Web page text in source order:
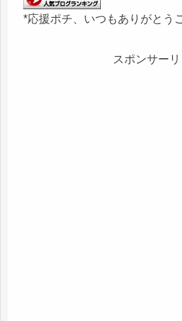
*応援ポチ、いつもありがとう
スポンサーリ